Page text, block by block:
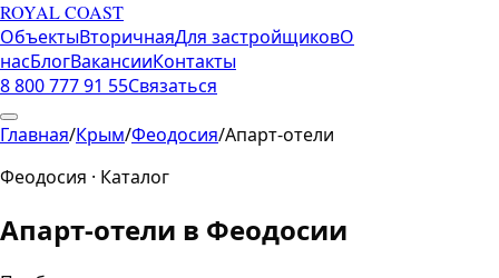
ROYAL COAST
ОбъектыВторичнаяДля застройщиковО
насБлогВакансииКонтакты
8 800 777 91 55Связаться
Главная/Крым/Феодосия/Апарт-отели
Феодосия · Каталог
Апарт-отели в Феодосии